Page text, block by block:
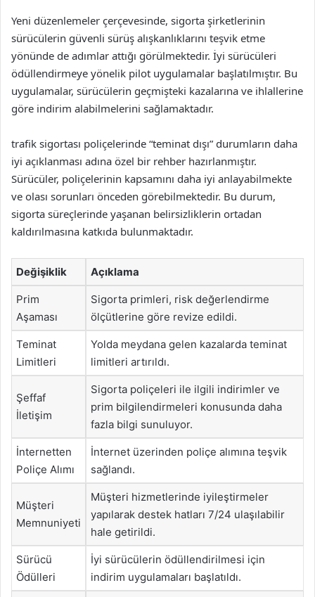
Yeni düzenlemeler çerçevesinde, sigorta şirketlerinin
sürücülerin güvenli sürüş alışkanlıklarını teşvik etme
yönünde de adımlar attığı görülmektedir. İyi sürücüleri
ödüllendirmeye yönelik pilot uygulamalar başlatılmıştır. Bu
uygulamalar, sürücülerin geçmişteki kazalarına ve ihlallerine
göre indirim alabilmelerini sağlamaktadır.
trafik sigortası poliçelerinde “teminat dışı” durumların daha
iyi açıklanması adına özel bir rehber hazırlanmıştır.
Sürücüler, poliçelerinin kapsamını daha iyi anlayabilmekte
ve olası sorunları önceden görebilmektedir. Bu durum,
sigorta süreçlerinde yaşanan belirsizliklerin ortadan
kaldırılmasına katkıda bulunmaktadır.
Değişiklik Açıklama
Prim
Aşaması
Sigorta primleri, risk değerlendirme
ölçütlerine göre revize edildi.
Teminat
Limitleri
Yolda meydana gelen kazalarda teminat
limitleri artırıldı.
Şeffaf
İletişim
Sigorta poliçeleri ile ilgili indirimler ve
prim bilgilendirmeleri konusunda daha
fazla bilgi sunuluyor.
İnternetten
Poliçe Alımı
İnternet üzerinden poliçe alımına teşvik
sağlandı.
Müşteri
Memnuniyeti
Müşteri hizmetlerinde iyileştirmeler
yapılarak destek hatları 7/24 ulaşılabilir
hale getirildi.
Sürücü
Ödülleri
İyi sürücülerin ödüllendirilmesi için
indirim uygulamaları başlatıldı.